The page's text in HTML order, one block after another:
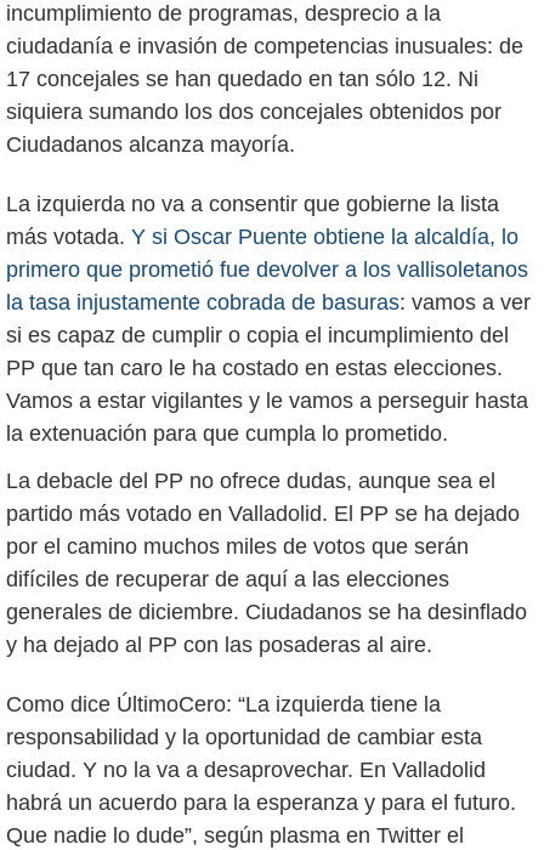
incumplimiento de programas, desprecio a la
ciudadanía e invasión de competencias inusuales: de
17 concejales se han quedado en tan sólo 12. Ni
siquiera sumando los dos concejales obtenidos por
Ciudadanos alcanza mayoría.
La izquierda no va a consentir que gobierne la lista
más votada. Y si Oscar Puente obtiene la alcaldía, lo
primero que prometió fue devolver a los vallisoletanos
la tasa injustamente cobrada de basuras: vamos a ver
si es capaz de cumplir o copia el incumplimiento del
PP que tan caro le ha costado en estas elecciones.
Vamos a estar vigilantes y le vamos a perseguir hasta
la extenuación para que cumpla lo prometido.
La debacle del PP no ofrece dudas, aunque sea el
partido más votado en Valladolid. El PP se ha dejado
por el camino muchos miles de votos que serán
difíciles de recuperar de aquí a las elecciones
generales de diciembre. Ciudadanos se ha desinflado
y ha dejado al PP con las posaderas al aire.
Como dice ÚltimoCero: “La izquierda tiene la
responsabilidad y la oportunidad de cambiar esta
ciudad. Y no la va a desaprovechar. En Valladolid
habrá un acuerdo para la esperanza y para el futuro.
Que nadie lo dude”, según plasma en Twitter el